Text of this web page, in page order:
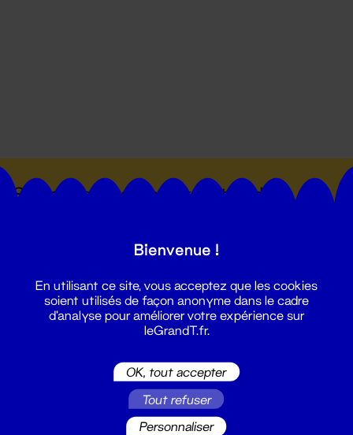
Suivez toutes les actualités du
Bienvenue !
En utilisant ce site, vous acceptez que les cookies
soient utilisés de façon anonyme dans le cadre
d'analyse pour améliorer votre expérience sur
leGrandT.fr.
OK, tout accepter
Tout refuser
Personnaliser